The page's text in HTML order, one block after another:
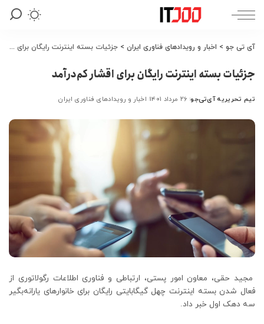
آی تی جو > اخبار و رویدادهای فناوری ایران > جزئیات بسته اینترنت رایگان برای اقشار کم‌درآمد
جزئیات بسته اینترنت رایگان برای اقشار کم‌درآمد
ارسال
توسط
تیم تحریریه آی‌تی‌جو ۲۶ مرداد ۱۴۰۱ اخبار و رویدادهای فناوری ایران
مجید حقی، معاون امور پستی، ارتباطی و فناوری اطلاعات رگولاتوری از
فعال شدن بسته اینترنت چهل گیگابایتی رایگان برای خانوارهای یارانه‌بگیر
سه دهک اول خبر داد.